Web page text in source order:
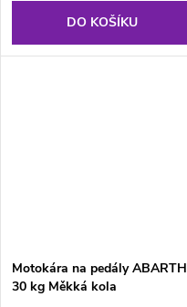
DO KOŠÍKU
Motokára na pedály ABARTH
30 kg Měkká kola